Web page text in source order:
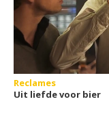
Reclames
Uit liefde voor bier